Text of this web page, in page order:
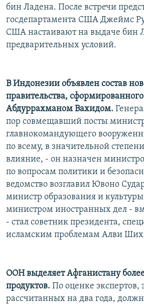
бин Ладена. После встречи
госдепартамента США Джеймс
США настаивают на выдаче бин
предварительных условий.
В Индонезии объявлен состав
правительства,
Абдуррахманом Вахидом.
пор совмещавший посты
главнокомандующего
по всему, в значительной
влияние, - он назначен
по вопросам политики и
ведомство возглавил Ювоно
министр образования и
министром иностранных дел -
- стал советник президента,
исламским проблемам Алви
ООН выделяет Афганистану
продуктов. По оценке экспертов,
рассчитанных на два года,